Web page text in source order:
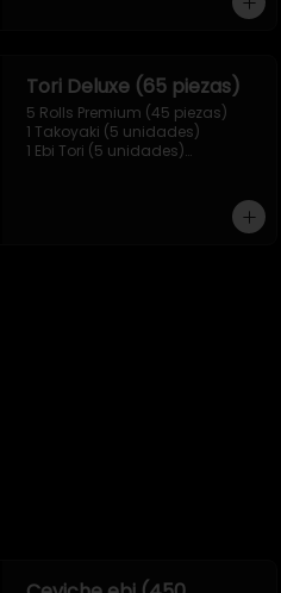
Tori Deluxe (65 piezas)
5 Rolls Premium (45 piezas)
1 Takoyaki (5 unidades)
1 Ebi Tori (5 unidades)